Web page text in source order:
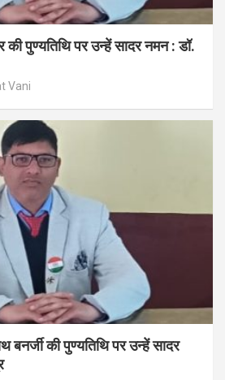
की पुण्यतिथि पर उन्हें सादर नमन : डॉ.
Vani
बनर्जी की पुण्यतिथि पर उन्हें सादर